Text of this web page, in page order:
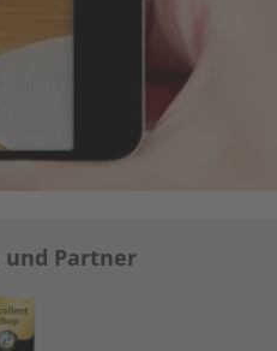
Partner